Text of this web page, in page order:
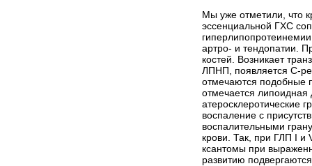
Мы уже отметили, что
эссенциальной ГХС
артро- и тендопатии.
костей. Возникает
ЛПНП, появляется С-
отмечаются подобные
отмечается липоидная
атеросклеротические
воспаление с
воспалительными
крови. Так, при ГЛП I и
ксантомы при
развитию